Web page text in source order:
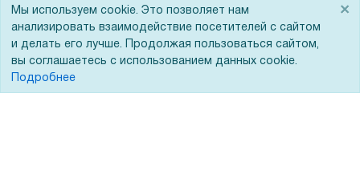
Помощь
Вопрос-ответ
Мы используем cookie. Это позволяет нам
анализировать взаимодействие посетителей с сайтом
и делать его лучше. Продолжая пользоваться сайтом,
вы соглашаетесь с использованием данных cookie.
Подробнее
×